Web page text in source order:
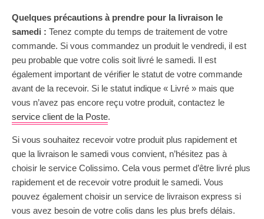
Quelques précautions à prendre pour la livraison le
samedi : Tenez compte du temps de traitement de votre
commande. Si vous commandez un produit le vendredi, il est
peu probable que votre colis soit livré le samedi. Il est
également important de vérifier le statut de votre commande
avant de la recevoir. Si le statut indique « Livré » mais que
vous n’avez pas encore reçu votre produit, contactez le
service client de la Poste.
Si vous souhaitez recevoir votre produit plus rapidement et
que la livraison le samedi vous convient, n’hésitez pas à
choisir le service Colissimo. Cela vous permet d’être livré plus
rapidement et de recevoir votre produit le samedi. Vous
pouvez également choisir un service de livraison express si
vous avez besoin de votre colis dans les plus brefs délais.